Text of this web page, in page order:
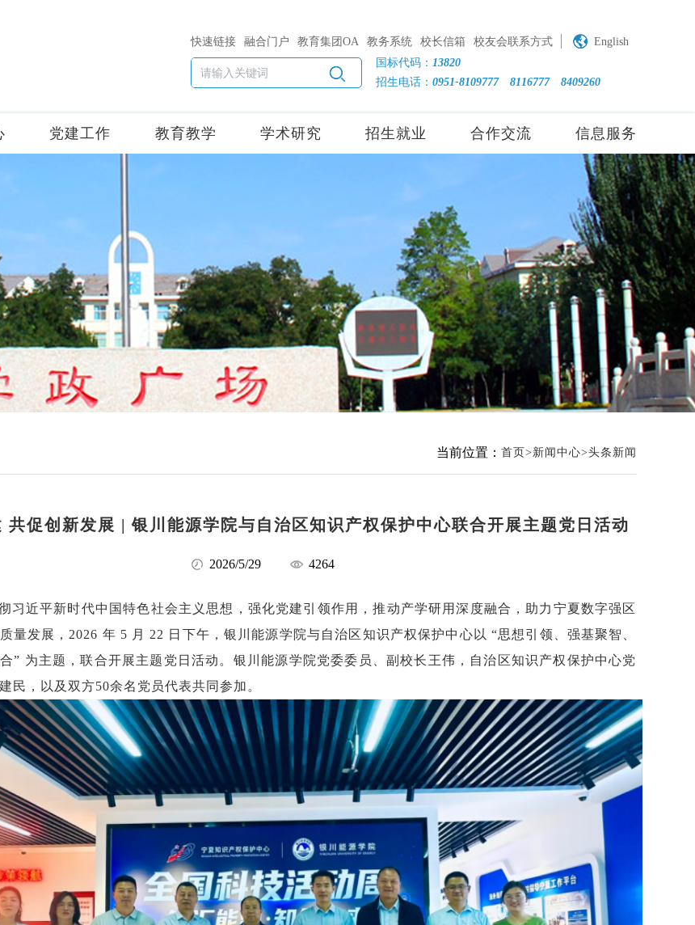
快速链接 融合门户 教育集团OA 教务系统 校长信箱 校友会联系方式
English
国标代码： 13820
招生电话： 0951-8109777 8116777 8409260
党建工作 教育教学 学术研究 招生就业 合作交流 信息服务
当前位置： 首页 新闻中心 头条新闻
共促创新发展 | 银川能源学院与自治区知识产权保护中心联合开展主题党日活动
2026/5/29 4264
习近平新时代中国特色社会主义思想，强化党建引领作用，推动产学研用深度融合，助力宁夏数字强区
量发展，2026 年 5 月 22 日下午，银川能源学院与自治区知识产权保护中心以 “思想引领、强基聚智、
” 为主题，联合开展主题党日活动。银川能源学院党委委员、副校长王伟，自治区知识产权保护中心党
民，以及双方50余名党员代表共同参加。